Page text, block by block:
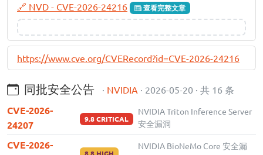
🔗 NVD - CVE-2026-24216 查看完整文章
https://www.cve.org/CVERecord?id=CVE-2026-24216
同批安全公告 · NVIDIA · 2026-05-20 · 共 16 条
CVE-2026-
24207
9.8 CRITICAL
NVIDIA Triton Inference Server
安全漏洞
CVE-2026-
NVIDIA BioNeMo Core 安全漏